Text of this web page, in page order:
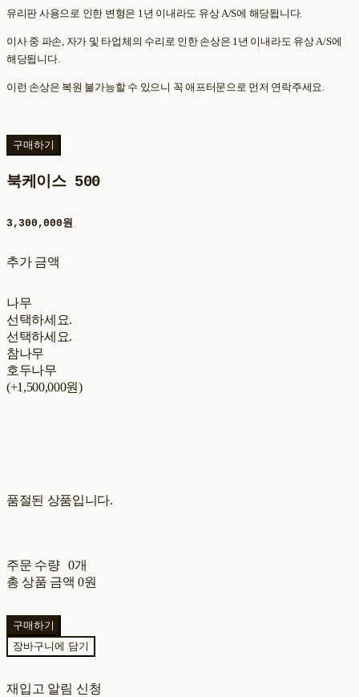
유리판 사용으로 인한 변형은 1년 이내라도 유상 A/S에 해당됩니다.
이사 중 파손, 자가 및 타업체의 수리로 인한 손상은 1년 이내라도 유상 A/S에
해당됩니다.
이런 손상은 복원 불가능할 수 있으니 꼭 애프터문으로 먼저 연락주세요.
구매하기
북케이스 500
3,300,000원
추가 금액
나무
선택하세요.
선택하세요.
참나무
호두나무
(+1,500,000원)
품절된 상품입니다.
주문 수량
0개
총 상품 금액 0원
구매하기
장바구니에 담기
재입고 알림 신청